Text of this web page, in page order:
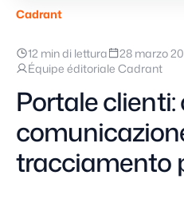
Cadrant
12 min di lettura
28 marzo
Équipe éditoriale Cadrant
Portale
tracciamento